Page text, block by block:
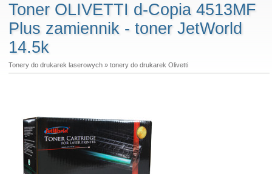
Toner OLIVETTI d-Copia 4513MF
Plus zamiennik - toner JetWorld
14.5k
Tonery do drukarek laserowych» tonery do drukarek Olivetti